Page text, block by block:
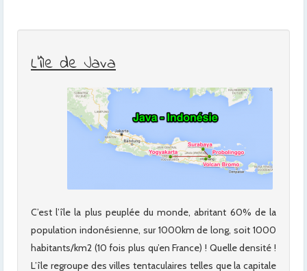
L’île de Java
C’est l’île la plus peuplée du monde, abritant 60% de la
population indonésienne, sur 1000km de long, soit 1000
habitants/km2 (10 fois plus qu’en France) ! Quelle densité !
L’île regroupe des villes tentaculaires telles que la capitale